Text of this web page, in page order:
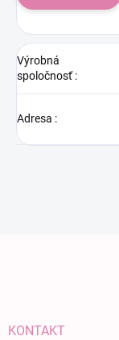
Výrobná
spoločnosť:
Adresa :
KONTAKT